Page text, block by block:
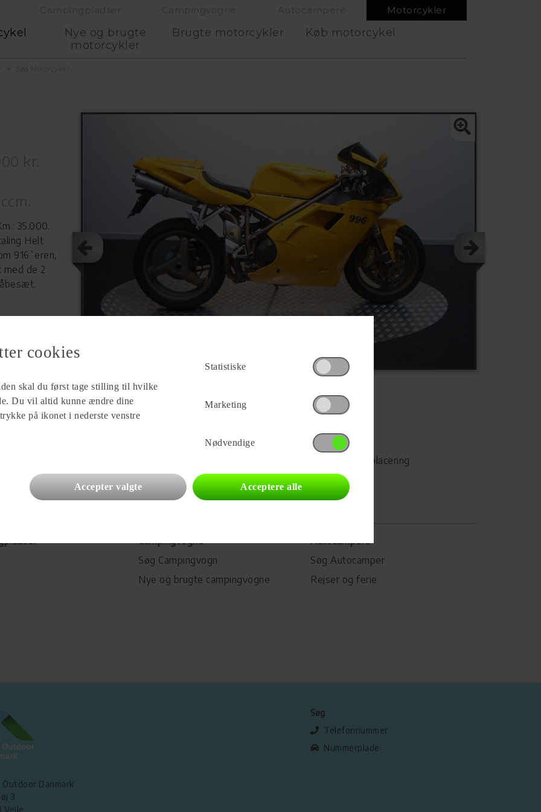
Motorcykler
Nye og brugte
motorcykler
Brugte motorcykler Køb motorcykel
35.000.
Helt
916`eren,
de 2
Forhandler
Se alle440vogne for forhandleren
Udskriv
Del på Facebook
Campingvognens placering
Campingvogne
Søg Campingvogn
Nye og brugte campingvogne
Autocampere
Søg Autocamper
Rejser og ferie
Outdoor Danmark
3
Vejle
Søg
Telefonnummer
Nummerplade
cookies
skal du først tage stilling til hvilke
Du vil altid kunne ændre dine
på ikonet i nederste venstre
Statistiske
Marketing
Nødvendige
Accepter valgte Acceptere alle